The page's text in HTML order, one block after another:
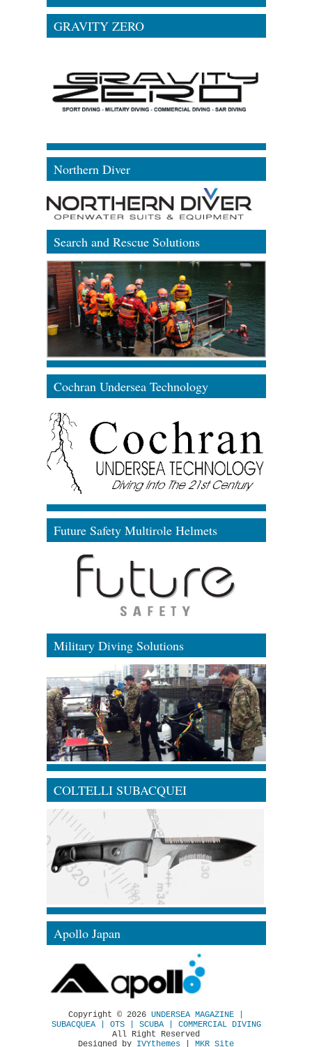
GRAVITY ZERO
Northern Diver
Search and Rescue Solutions
Cochran Undersea Technology
Future Safety Multirole Helmets
Military Diving Solutions
COLTELLI SUBACQUEI
Apollo Japan
Copyright © 2026 UNDERSEA MAGAZINE |
SUBACQUEA | OTS | SCUBA | COMMERCIAL DIVING
All Right Reserved
Designed by IVYthemes MKR Site